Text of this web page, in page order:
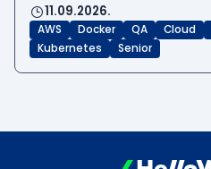
11.09.2026.
AWS Docker QA Cloud
Kubernetes
Senior